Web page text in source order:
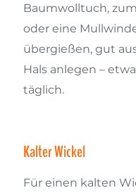
Baumwolltuch,
oder eine
übergießen, gut
Hals anlegen –
täglich.
Kalter Wickel
Für einen kalten